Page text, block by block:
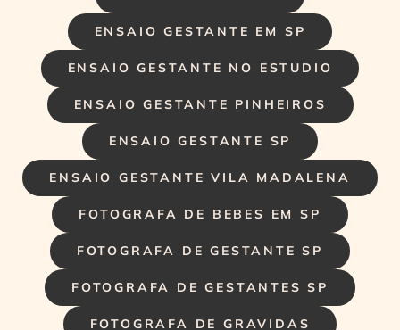
ENSAIO GESTANTE EM SP
ENSAIO GESTANTE NO ESTUDIO
ENSAIO GESTANTE PINHEIROS
ENSAIO GESTANTE SP
ENSAIO GESTANTE VILA MADALENA
FOTOGRAFA DE BEBES EM SP
FOTOGRAFA DE GESTANTE SP
FOTOGRAFA DE GESTANTES SP
FOTOGRAFA DE GRAVIDAS